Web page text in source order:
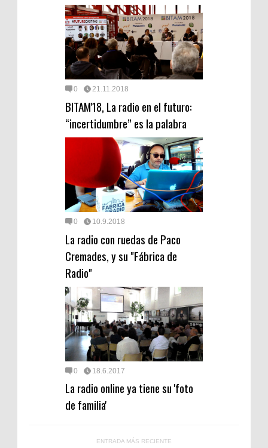
0 21.11.2018
BITAM'18, La radio en el futuro:
“incertidumbre” es la palabra
0 10.9.2018
La radio con ruedas de Paco
Cremades, y su "Fábrica de
Radio"
0 18.6.2017
La radio online ya tiene su 'foto
de familia'
ENTRADA MÁS RECIENTE